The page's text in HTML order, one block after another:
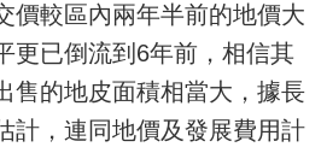
價較區內兩年半前的地價大
更已倒流到6年前，相信其
售的地皮面積相當大，據長
計，連同地價及發展費用計